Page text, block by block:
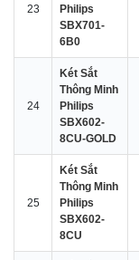
23
Philips
SBX701-
6B0
24
Két Sắt
Thông Minh
Philips
SBX602-
8CU-GOLD
25
Két Sắt
Thông Minh
Philips
SBX602-
8CU